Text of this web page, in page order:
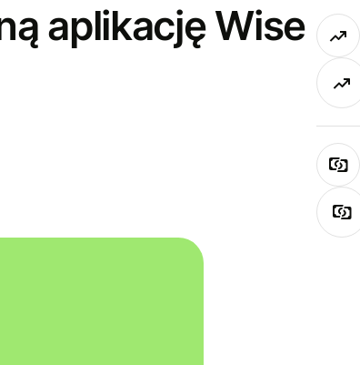
aplikację Wise